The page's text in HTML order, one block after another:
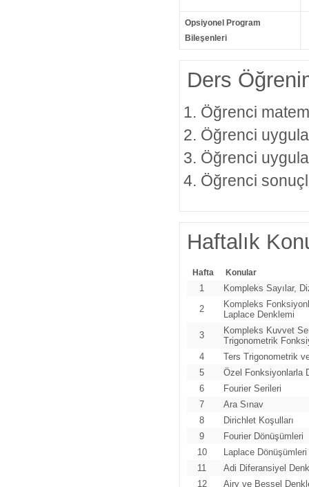
Opsiyonel Program
Bileşenleri
Ders
Öğrenci
Öğrenci
Öğrenci
Öğrenci
Haftalık
Hafta Konular
1
Kompleks Sayılar,
2
Kompleks
Laplace Denklemi
3
Kompleks Kuvvet
Trigonometrik
4
Ters Trigonometrik
5
Özel Fonksiyonlarla
6
Fourier Serileri
7
Ara Sınav
8
Dirichlet Koşulları
9
Fourier Dönüşümleri
10
Laplace Dönüşümleri
11
Adi Diferansiyel
12
Airy ve Bessel